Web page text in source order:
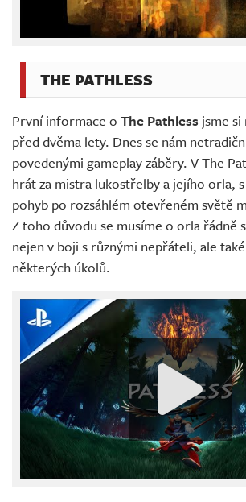
THE PATHLESS
První informace o The Pathless jsme
před dvěma lety. Dnes se nám
povedenými gameplay záběry. V The
hrát za mistra lukostřelby a jejího orla,
pohyb po rozsáhlém otevřeném světě
Z toho důvodu se musíme o orla řádně
nejen v boji s různými nepřáteli, ale
některých úkolů.